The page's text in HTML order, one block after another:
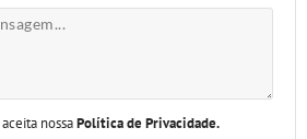
nossaPolítica de Privacidade.